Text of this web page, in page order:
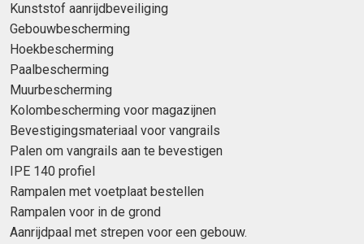
Kunststof aanrijdbeveiliging
Gebouwbescherming
Hoekbescherming
Paalbescherming
Muurbescherming
Kolombescherming voor magazijnen
Bevestigingsmateriaal voor vangrails
Palen om vangrails aan te bevestigen
IPE 140 profiel
Rampalen met voetplaat bestellen
Rampalen voor in de grond
Aanrijdpaal met strepen voor een gebouw.